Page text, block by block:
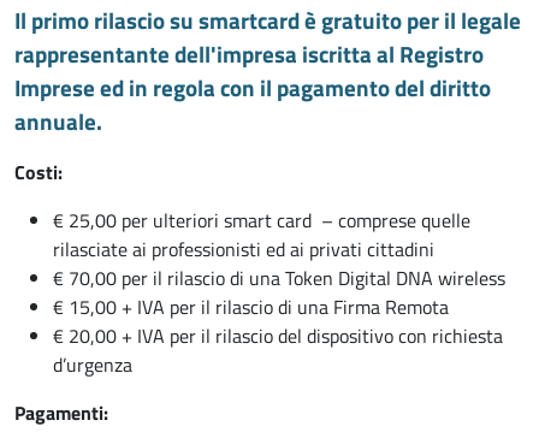
Il primo rilascio su smartcard è gratuito per il legale
rappresentante dell'impresa iscritta al Registro
Imprese ed in regola con il pagamento del diritto
annuale.
Costi:
€ 25,00 per ulteriori smart card – comprese quelle
rilasciate ai professionisti ed ai privati cittadini
€ 70,00 per il rilascio di una Token Digital DNA wireless
€ 15,00 + IVA per il rilascio di una Firma Remota
€ 20,00 + IVA per il rilascio del dispositivo con richiesta
d’urgenza
Pagamenti: